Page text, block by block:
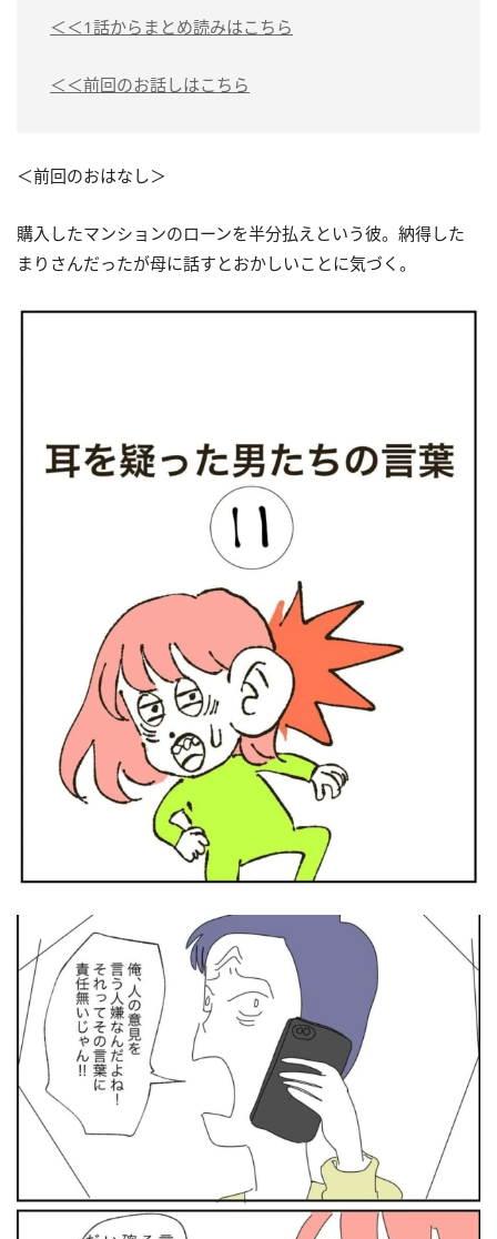
＜＜1話からまとめ読みはこちら
＜＜前回のお話しはこちら
＜前回のおはなし＞
購入したマンションのローンを半分払えという彼。納得した
まりさんだったが母に話すとおかしいことに気づく。